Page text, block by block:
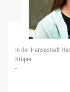
In der Hansestadt
Krüper
-